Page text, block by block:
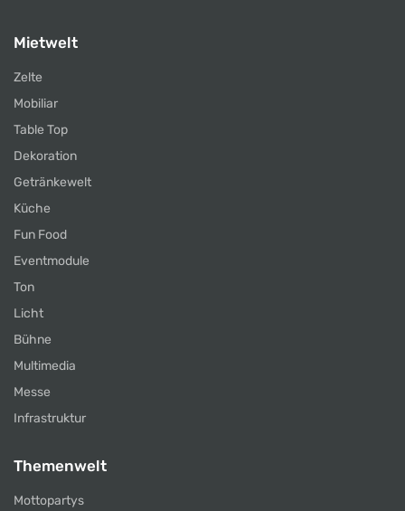
Mietwelt
Zelte
Mobiliar
Table Top
Dekoration
Getränkewelt
Küche
Fun Food
Eventmodule
Ton
Licht
Bühne
Multimedia
Messe
Infrastruktur
Themenwelt
Mottopartys